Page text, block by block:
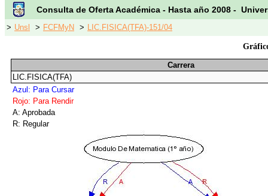
Consulta de Oferta Académica - Hasta año 2008 -
> Unsl > FCFMyN > LIC.FISICA(TFA)-151/04
Carrera
LIC.FISICA(TFA)
Azul: Para Cursar
Rojo: Para Rendir
A: Aprobada
R: Regular